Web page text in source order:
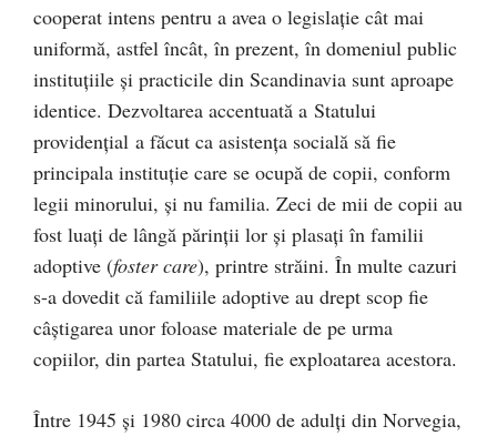
cooperat intens pentru a avea o legislație cât mai
uniformă, astfel încât, în prezent, în domeniul public
instituțiile și practicile din Scandinavia sunt aproape
identice. Dezvoltarea accentuată a Statului
providențial a făcut ca asistența socială să fie
principala instituție care se ocupă de copii, conform
legii minorului, și nu familia. Zeci de mii de copii au
fost luați de lângă părinții lor și plasați în familii
adoptive (foster care), printre străini. În multe cazuri
s-a dovedit că familiile adoptive au drept scop fie
câștigarea unor foloase materiale de pe urma
copiilor, din partea Statului, fie exploatarea acestora.
Între 1945 și 1980 circa 4000 de adulți din Norvegia,